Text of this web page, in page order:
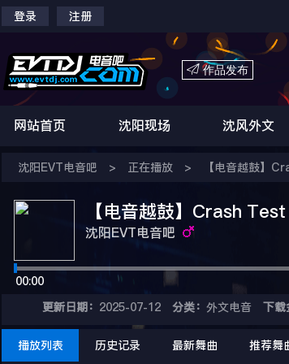
登录 注册
 作品发布
网站首页 沈阳现场 沈风外文
沈阳EVT电音吧 > 正在播放 > 【电音越鼓】
【电音越鼓】Crash
沈阳EVT电音吧
00:00
更新日期： 2025-07-12 分类：外文电音 下载
播放列表 历史记录 最新舞曲 推荐舞